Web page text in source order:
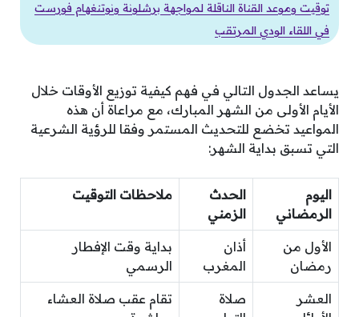
توقيت وموعد القناة الناقلة لمواجهة برشلونة ونوتنغهام فورست
في اللقاء الودي المرتقب
يساعد الجدول التالي في فهم كيفية توزيع الأوقات خلال
الأيام الأولى من الشهر المبارك، مع مراعاة أن هذه
المواعيد تخضع للتحديث المستمر وفقا للرؤية الشرعية
التي تسبق بداية الشهر:
اليوم
الرمضاني
الحدث
الزمني
ملاحظات التوقيت
الأول من
رمضان
أذان
المغرب
بداية وقت الإفطار
الرسمي
العشر
صلاة
تقام عقب صلاة العشاء